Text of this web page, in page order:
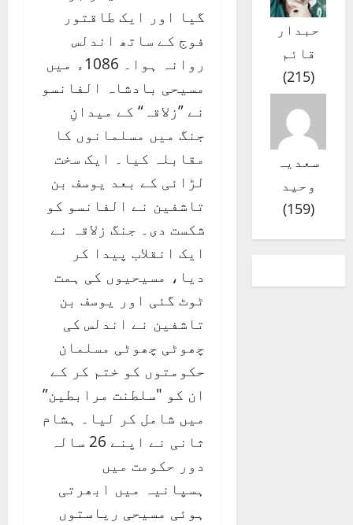
گیا اور ایک طاقتور
فوج کے ساتھ اندلس
روانہ ہوا۔ 1086ء میں
مسیحی بادشاہ الفانسو
نے ”زلاقہ“ کے میدانِ
جنگ میں مسلمانوں کا
مقابلہ کیا۔ ایک سخت
لڑائی کے بعد یوسف بن
تاشفین نے الفانسو کو
شکست دی۔ جنگ زلاقہ نے
ایک انقلاب پیدا کر
دیا، مسیحیوں کی ہمت
ٹوٹ گئی اور یوسف بن
تاشفین نے اندلس کی
چھوٹی چھوٹی مسلمان
حکومتوں کو ختم کر کے
ان کو "سلطنت مرابطین”
میں شامل کر لیا۔ ہشام
ثانی نے اپنے 26 سالہ
دور حکومت میں
ہسپانیہ میں ابھرتی
ہوئی مسیحی ریاستوں
حبدار
قائم
(
215
)
سعدیہ
وحید
(
159
)